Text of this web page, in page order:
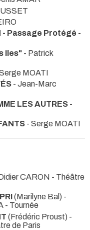
- Passage Protégé -
Iles" - Patrick
MOATI
- Jean-Marc
LES AUTRES -
- Serge MOATI
CARON - Théâtre
(Marilyne Bal) -
- Tournée
(Frédéric Proust) -
de Paris